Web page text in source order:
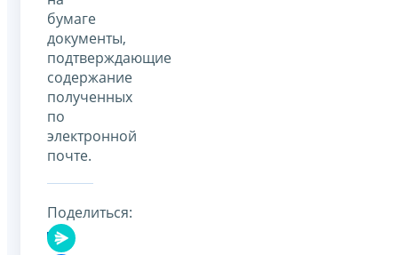
бумаге
документы,
подтверждающие
содержание
полученных
по
электронной
почте.
Поделиться: